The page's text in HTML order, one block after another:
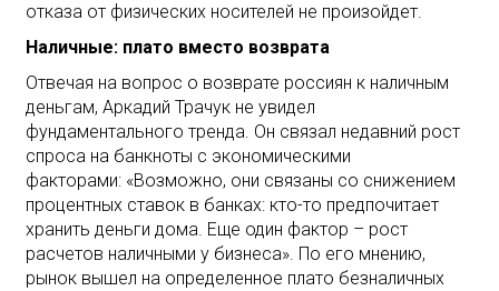
отказа от физических носителей не произойдет.
Наличные: плато вместо возврата
Отвечая на вопрос о возврате россиян к наличным
деньгам, Аркадий Трачук не увидел
фундаментального тренда. Он связал недавний рост
спроса на банкноты с экономическими
факторами: «Возможно, они связаны со снижением
процентных ставок в банках: кто-то предпочитает
хранить деньги дома. Еще один фактор – рост
расчетов наличными у бизнеса». По его мнению,
рынок вышел на определенное плато безналичных